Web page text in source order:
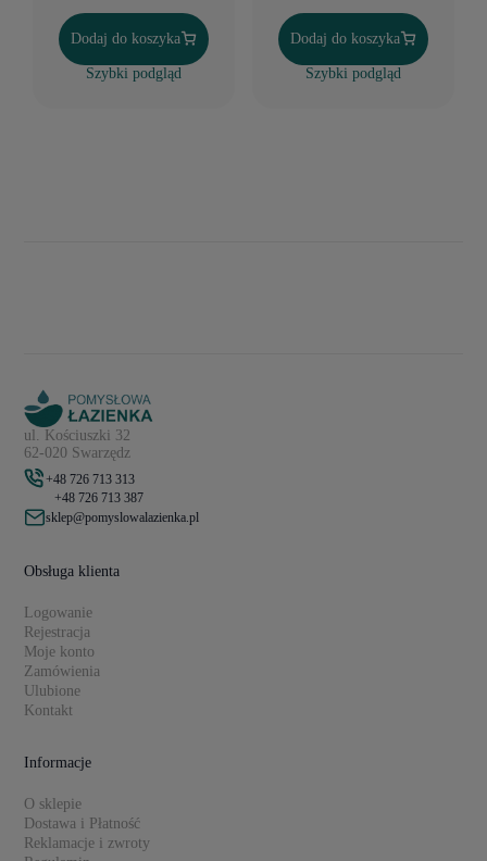
Dodaj do koszyka
Szybki podgląd
Dodaj do koszyka
Szybki podgląd
ul. Kościuszki 32
62-020 Swarzędz
+48 726 713 313
+48 726 713 387
sklep@pomyslowalazienka.pl
Obsługa klienta
Logowanie
Rejestracja
Moje konto
Zamówienia
Ulubione
Kontakt
Informacje
O sklepie
Dostawa i Płatność
Reklamacje i zwroty